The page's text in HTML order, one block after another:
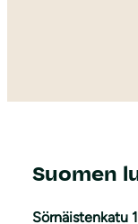
Suomen
Sörnäistenkatu 1